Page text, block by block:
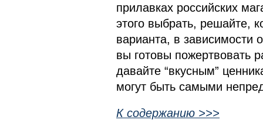
прилавках российских
этого выбрать, решайте,
варианта, в зависимости
вы готовы пожертвовать
давайте “вкусным”
могут быть самыми
К содержанию >>>